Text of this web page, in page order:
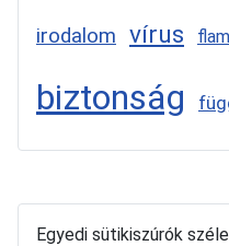
irodalom vírus
biztonság
Egyedi sütikiszúrók